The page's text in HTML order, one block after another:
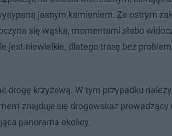
jasnym kamieniem. Za ostrym
się wąska, momentami słabo
jest niewielkie, dlatego trasę bez
drogę krzyżową. W tym przypadku
znajduje się drogowskaz prowadzący
panorama okolicy.